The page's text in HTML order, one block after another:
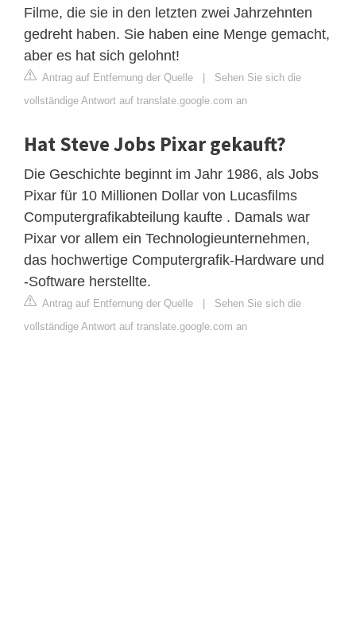
Filme, die sie in den letzten zwei Jahrzehnten
gedreht haben. Sie haben eine Menge gemacht,
aber es hat sich gelohnt!
Antrag auf Entfernung der Quelle | Sehen Sie sich die
vollständige Antwort auf translate.google.com an
Hat Steve Jobs Pixar gekauft?
Die Geschichte beginnt im Jahr 1986, als Jobs
Pixar für 10 Millionen Dollar von Lucasfilms
Computergrafikabteilung kaufte . Damals war
Pixar vor allem ein Technologieunternehmen,
das hochwertige Computergrafik-Hardware und
-Software herstellte.
Antrag auf Entfernung der Quelle | Sehen Sie sich die
vollständige Antwort auf translate.google.com an